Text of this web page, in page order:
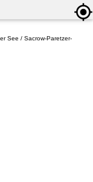
See / Sacrow-Paretzer-